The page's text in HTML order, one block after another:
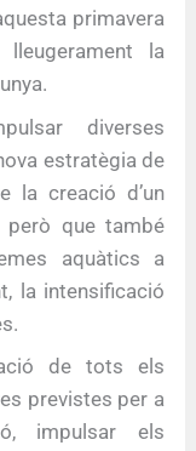
primavera
la
diverses
estratègia de
la creació d’un
però que també
aquàtics a
la intensificació
de tots els
previstes per a
impulsar els